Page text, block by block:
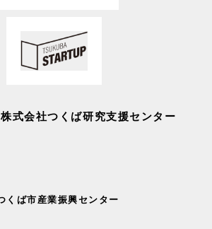
式会社つくば研究支援センター
くば市産業振興センター